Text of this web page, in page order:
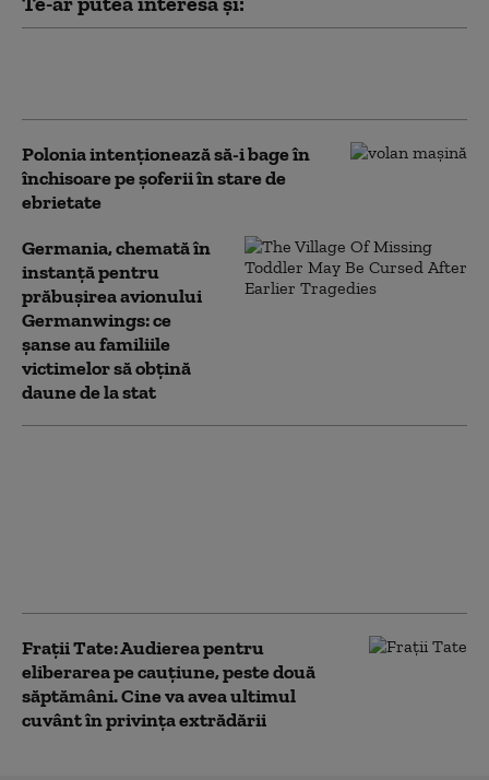
Polonia intenționează să-i bage în
închisoare pe șoferii în stare de
ebrietate
Germania, chemată în
instanță pentru
prăbușirea avionului
Germanwings: ce
șanse au familiile
victimelor să obțină
daune de la stat
Fraţii Tate: Audierea pentru
eliberarea pe cauţiune, peste două
săptămâni. Cine va avea ultimul
cuvânt în privința extrădării